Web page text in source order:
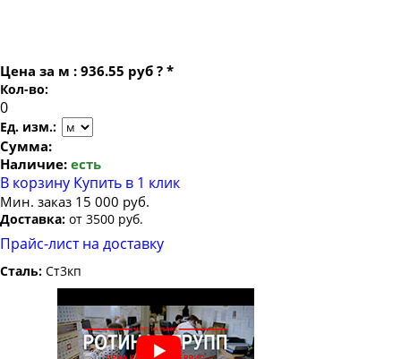
Цена за м : 936.55 руб ? *
Кол-во:
Ед. изм.:
Сумма:
Наличие: есть
В корзину Купить в 1 клик
Мин. заказ 15 000 руб.
Доставка: от 3500 руб.
Прайс-лист на доставку
Сталь: Ст3кп